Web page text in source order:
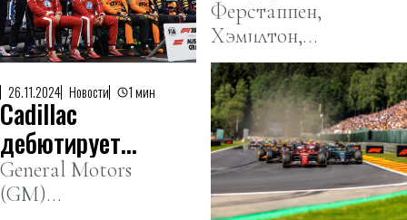
пятого
Ферстаппен,
Хэмилтон,
Норрис,
Леклер,
Пиастри и
многие другие
26.11.2024 Новости 1 мин
Cadillac
дебютирует
в Formula 1 в
2026 году
General Motors
(GM)